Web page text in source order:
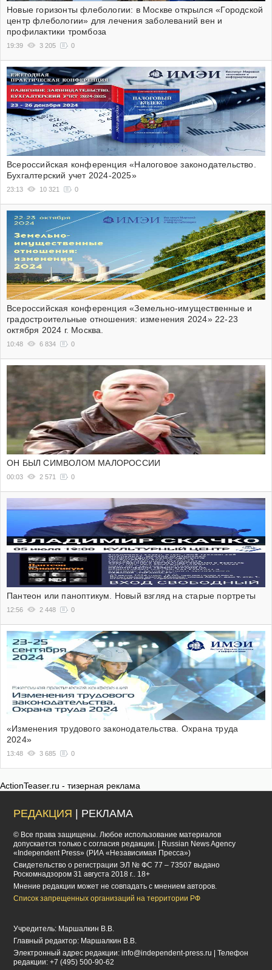
Новые горизонты флебологии: в Москве открылся «Городской
центр флебологии» для лечения заболеваний вен и
профилактики тромбоза
19:39 3 205 0
Всероссийская конференция «Налоговое законодательство.
Бухгалтерский учет 2024-2025»
23:13 10 321 0
Всероссийская конференция «Земельно-имущественные и
градостроительные отношения: изменения 2024» 22-23
октября 2024 г. Москва.
10:48 6 834 0
ОН БЫЛ СИМВОЛОМ МАЛОРОССИИ
00:03 2 571 0
Пантеон или паноптикум. Новый взгляд на старые портреты
12:56 2 448 0
«Изменения трудового законодательства. Охрана труда
2024»
13:48 3 685 0
ActionTeaser.ru - тизерная реклама
РЕДАКЦИЯ | РЕКЛАМА
© Все права защищены. Любое использование материалов
допускается только с согласия редакции. | Russian News Agency
«Independent Press» (РИА «Независимая Пресса»)
Cвидетельство о регистрации ЭЛ № ФС 77 – 73507 выдано
Роскомнадзором 31 августа 2018 г.. 18+
Мнение редакции может не совпадать с мнением авторов.
Список запрещенных организаций на территории РФ
Учредитель: Маршалкин В.В.
Главный редактор: Маршалкин В.В.
Электронный адрес редакции:info@independent-press.ru
| Телефон
редакции: +7 (495) 500-90-62